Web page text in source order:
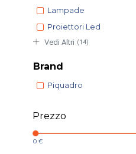
Lampade
Proiettori Led
Vedi Altri (14)
Brand
Piquadro
Prezzo
0 €